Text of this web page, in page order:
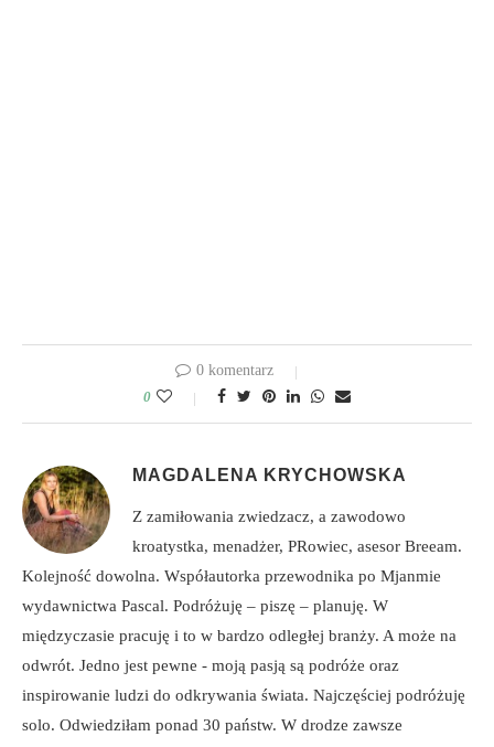
0 komentarz
0
MAGDALENA KRYCHOWSKA
Z zamiłowania zwiedzacz, a zawodowo
kroatystka, menadżer, PRowiec, asesor Breeam.
Kolejność dowolna. Współautorka przewodnika po Mjanmie
wydawnictwa Pascal. Podróżuję – piszę – planuję. W
międzyczasie pracuję i to w bardzo odległej branży. A może na
odwrót. Jedno jest pewne - moją pasją są podróże oraz
inspirowanie ludzi do odkrywania świata. Najczęściej podróżuję
solo. Odwiedziłam ponad 30 państw. W drodze zawsze